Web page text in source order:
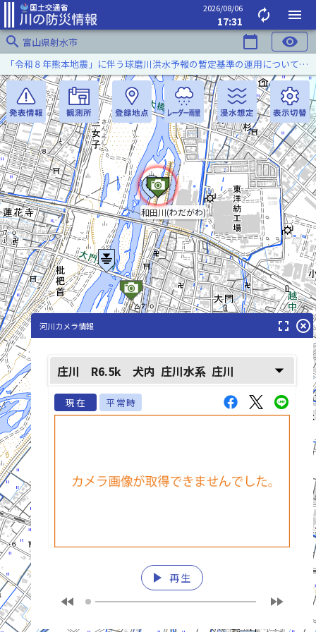
2026/08/06
17:31 autorenew
menu
search 富山県射水市 calendar_today visibility
和田川(わだがわ)
「令和８年熊本地震」に伴う球磨川洪水予報の暫定基準の運用について（令和８年８月５日）
河川カメラ情報 fullscreen highlight_off
庄川 R6.5k 犬内 庄川水系 庄川 arrow_drop_down
現在 平常時
play_arrow 再生
fast_rewind fast_forward